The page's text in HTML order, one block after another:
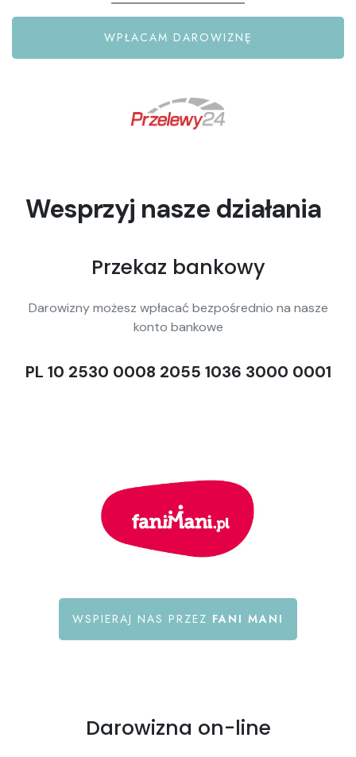
WPŁACAM DAROWIZNĘ
Wesprzyj nasze działania
Przekaz bankowy
Darowizny możesz wpłacać bezpośrednio na nasze
konto bankowe
PL 10 2530 0008 2055 1036 3000 0001
WSPIERAJ NAS PRZEZ FANI MANI
Darowizna on-line